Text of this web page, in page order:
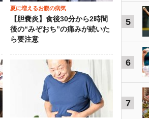
夏に増えるお腹の病気
【胆嚢炎】食後30分から2時間
後の“みぞおち”の痛みが続いた
ら要注意
5
6
7